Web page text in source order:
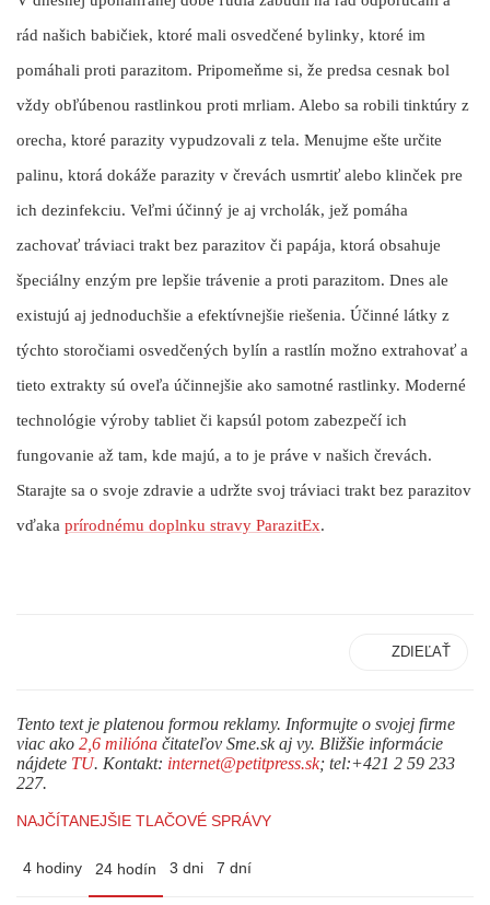
rád našich babičiek, ktoré mali osvedčené bylinky, ktoré im
pomáhali proti parazitom. Pripomeňme si, že predsa cesnak bol
vždy obľúbenou rastlinkou proti mrliam. Alebo sa robili tinktúry z
orecha, ktoré parazity vypudzovali z tela. Menujme ešte určite
palinu, ktorá dokáže parazity v črevách usmrtiť alebo klinček pre
ich dezinfekciu. Veľmi účinný je aj vrcholák, jež pomáha
zachovať tráviaci trakt bez parazitov či papája, ktorá obsahuje
špeciálny enzým pre lepšie trávenie a proti parazitom. Dnes ale
existujú aj jednoduchšie a efektívnejšie riešenia. Účinné látky z
týchto storočiami osvedčených bylín a rastlín možno extrahovať a
tieto extrakty sú oveľa účinnejšie ako samotné rastlinky. Moderné
technológie výroby tabliet či kapsúl potom zabezpečí ich
fungovanie až tam, kde majú, a to je práve v našich črevách.
Starajte sa o svoje zdravie a udržte svoj ​​tráviaci trakt bez parazitov
vďaka prírodnému doplnku stravy ParazitEx.
ZDIEĽAŤ
Tento text je platenou formou reklamy. Informujte o svojej firme
viac ako 2,6 milióna čitateľov Sme.sk aj vy. Bližšie informácie
nájdete TU. Kontakt: internet@petitpress.sk; tel:+421 2 59 233
227.
NAJČÍTANEJŠIE TLAČOVÉ SPRÁVY
4 hodiny 24 hodín 3 dni 7 dní